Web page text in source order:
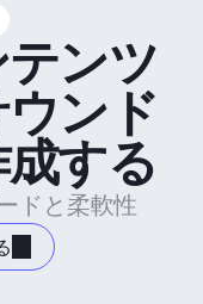
ンツ
ンド
する
ドと柔軟性